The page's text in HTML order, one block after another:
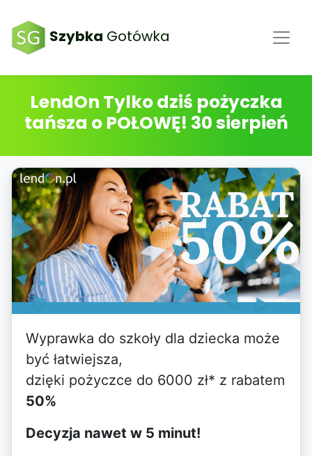
Szybka Gotówka
LendOn Tylko dziś pożyczka
tańsza o POŁOWĘ! 30 sierpień
Wyprawka do szkoły dla dziecka może
być łatwiejsza,
dzięki pożyczce do 6000 zł* z rabatem
50%
Decyzja nawet w 5 minut!